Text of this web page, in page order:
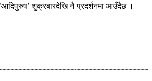
शुक्रबारदेखि नै प्रदर्शनमा आउँदैछ ।